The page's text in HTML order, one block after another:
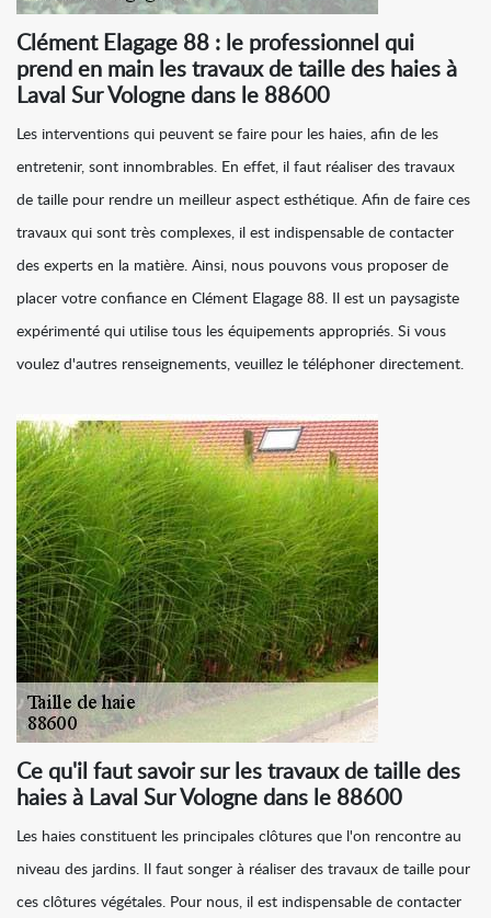
Clément Elagage 88 : le professionnel qui
prend en main les travaux de taille des haies à
Laval Sur Vologne dans le 88600
Les interventions qui peuvent se faire pour les haies, afin de les
entretenir, sont innombrables. En effet, il faut réaliser des travaux
de taille pour rendre un meilleur aspect esthétique. Afin de faire ces
travaux qui sont très complexes, il est indispensable de contacter
des experts en la matière. Ainsi, nous pouvons vous proposer de
placer votre confiance en Clément Elagage 88. Il est un paysagiste
expérimenté qui utilise tous les équipements appropriés. Si vous
voulez d'autres renseignements, veuillez le téléphoner directement.
Ce qu'il faut savoir sur les travaux de taille des
haies à Laval Sur Vologne dans le 88600
Les haies constituent les principales clôtures que l'on rencontre au
niveau des jardins. Il faut songer à réaliser des travaux de taille pour
ces clôtures végétales. Pour nous, il est indispensable de contacter